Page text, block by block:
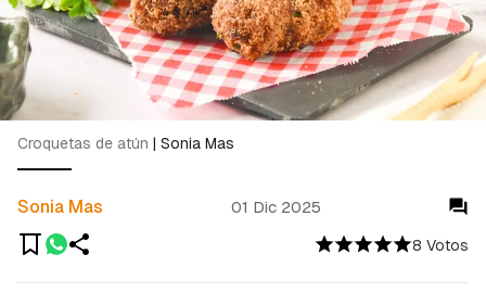
8 Votos
Sonia Mas 01 Dic 2025
Croquetas de atún | Sonia Mas